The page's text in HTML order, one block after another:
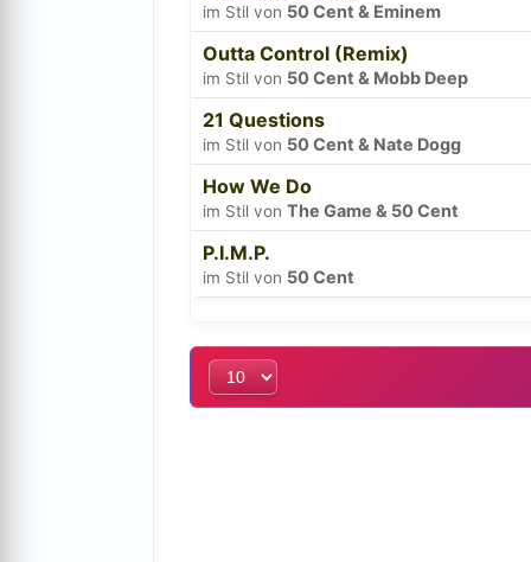
im Stil von 50 Cent & Eminem
Outta Control (Remix)
im Stil von 50 Cent & Mobb Deep
21 Questions
im Stil von 50 Cent & Nate Dogg
How We Do
im Stil von The Game & 50 Cent
P.I.M.P.
im Stil von 50 Cent